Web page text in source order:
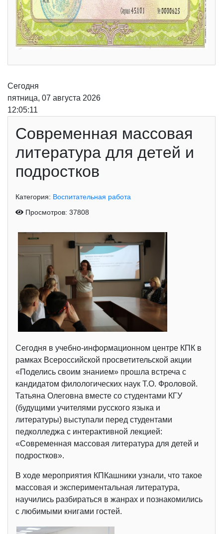
Сегодня
пятница, 07 августа 2026
12:05:12
Современная массовая
литература для детей и
подростков
Категория: Воспитательная работа
Просмотров: 37808
Сегодня в учебно-информационном центре КПК в
рамках Всероссийской просветительской акции
«Поделись своим знанием» прошла встреча с
кандидатом филологических наук Т.О. Фроловой.
Татьяна Олеговна вместе со студентами КГУ
(будущими учителями русского языка и
литературы) выступали перед студентами
педколледжа с интерактивной лекцией:
«Современная массовая литература для детей и
подростков».
В ходе мероприятия КПКашники узнали, что такое
массовая и экспериментальная литература,
научились разбираться в жанрах и познакомились
с любимыми книгами гостей.